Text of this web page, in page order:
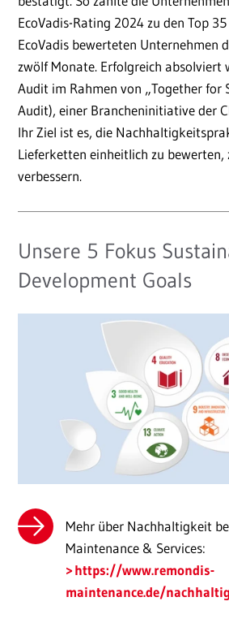
EcoVadis-Rating 2024 zu den Top
EcoVadis bewerteten Unternehmen
zwölf Monate. Erfolgreich absolviert
Audit im Rahmen von „Together for
Audit), einer Brancheninitiative der
Ihr Ziel ist es, die
Lieferketten einheitlich zu bewerten,
verbessern.
Unsere 5 Fokus
Development Goals
Mehr über Nachhaltigkeit
Maintenance & Services:
https://www.remondis-
maintenance.de/